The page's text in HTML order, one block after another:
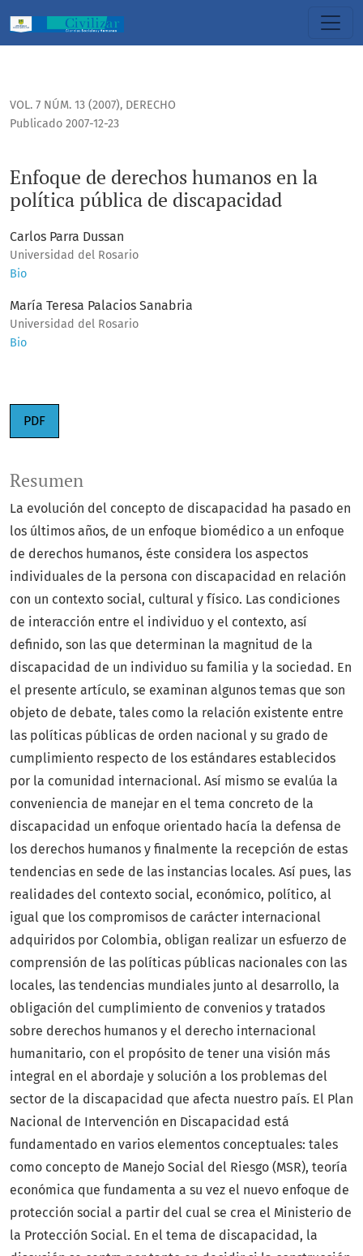
VOL. 7 NÚM. 13 (2007), DERECHO
Enfoque de derechos humanos en la
política pública de discapacidad
Publicado 2007-12-23
Carlos Parra Dussan
Universidad del Rosario
Bio
María Teresa Palacios Sanabria
Universidad del Rosario
Bio
PDF
Resumen
La evolución del concepto de discapacidad ha pasado en
los últimos años, de un enfoque biomédico a un enfoque
de derechos humanos, éste considera los aspectos
individuales de la persona con discapacidad en relación
con un contexto social, cultural y físico. Las condiciones
de interacción entre el individuo y el contexto, así
definido, son las que determinan la magnitud de la
discapacidad de un individuo su familia y la sociedad. En
el presente artículo, se examinan algunos temas que son
objeto de debate, tales como la relación existente entre
las políticas públicas de orden nacional y su grado de
cumplimiento respecto de los estándares establecidos
por la comunidad internacional. Así mismo se evalúa la
conveniencia de manejar en el tema concreto de la
discapacidad un enfoque orientado hacía la defensa de
los derechos humanos y finalmente la recepción de estas
tendencias en sede de las instancias locales. Así pues, las
realidades del contexto social, económico, político, al
igual que los compromisos de carácter internacional
adquiridos por Colombia, obligan realizar un esfuerzo de
comprensión de las políticas públicas nacionales con las
locales, las tendencias mundiales junto al desarrollo, la
obligación del cumplimiento de convenios y tratados
sobre derechos humanos y el derecho internacional
humanitario, con el propósito de tener una visión más
integral en el abordaje y solución a los problemas del
sector de la discapacidad que afecta nuestro país. El Plan
Nacional de Intervención en Discapacidad está
fundamentado en varios elementos conceptuales: tales
como concepto de Manejo Social del Riesgo (MSR), teoría
económica que fundamenta a su vez el nuevo enfoque de
protección social a partir del cual se crea el Ministerio de
la Protección Social. En el tema de discapacidad, la